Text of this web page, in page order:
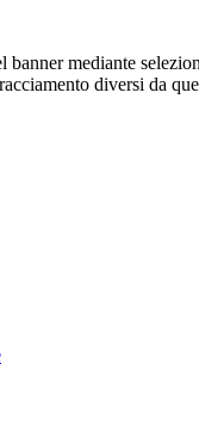
mediante
diversi da